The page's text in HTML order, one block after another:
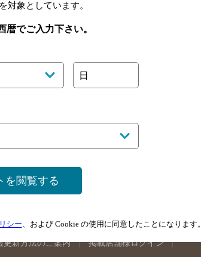
検索 京都府のバー検索 兵庫県のバー検索
ー検索 山口県のバー検索
検索 福岡県のバー検索
更新方法のご案内 掲載店舗様ログイン
対象としています。
暦でご入力下さい。
日
を閲覧する
シー、および Cookie の使用に同意したことになります。